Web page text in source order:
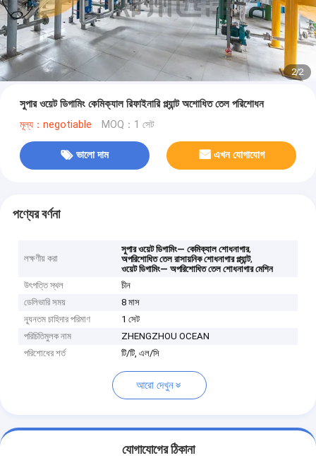
2/2
সুপার ওয়েট ডিগামিং কেমিক্যাল রিফাইনারি প্ল্যান্ট অশোধিত তেল পরিশোধন
মূল্য：negotiable MOQ：1 সেট
ভালো দাম এখন যোগাযোগ
পণ্যের বর্ণনা
লক্ষণীয় করা
সুপার ওয়েট ডিগামিং— কেমিক্যাল শোধনাগার,
অপরিশোধিত তেল রাসায়নিক শোধনাগার প্ল্যান্ট,
ওয়েট ডিগামিং— অপরিশোধিত তেল শোধনাগার মেশিন
উৎপত্তি স্থল
চীন
ডেলিভারি সময়
8 মাস
ন্যূনতম চাহিদার পরিমাণ
1 সেট
পরিচিতিমুলক নাম
ZHENGZHOU OCEAN
পরিশোধের শর্ত
টি/টি, এল/সি
আরো দেখুন
যোগাযোগের ঠিকানা